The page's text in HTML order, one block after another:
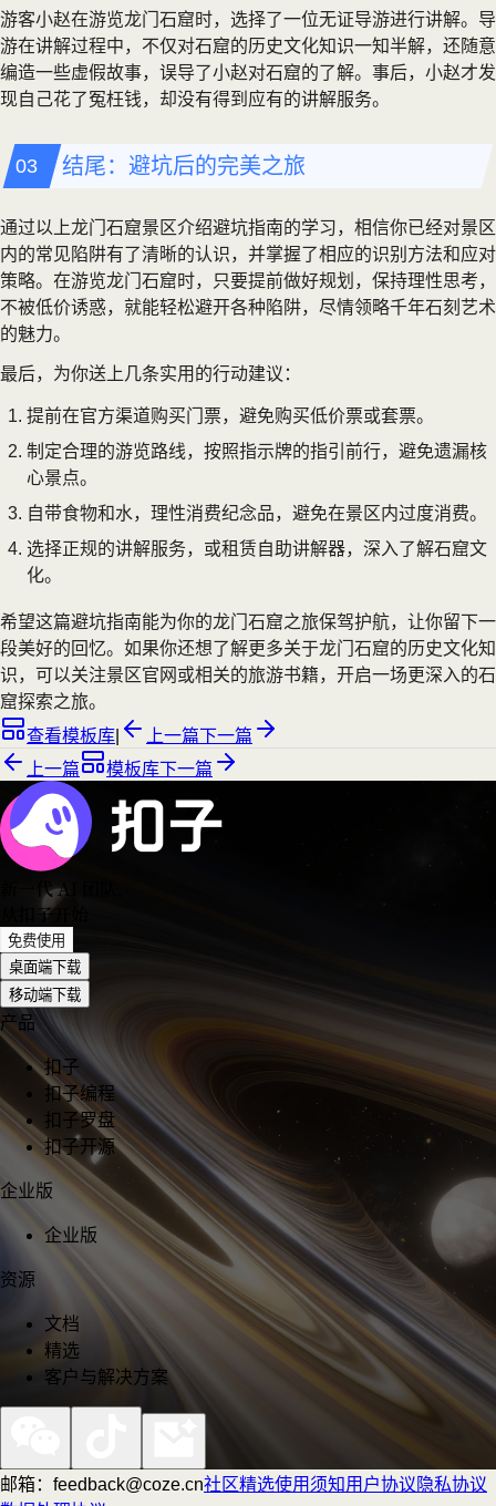
游客小赵在游览龙门石窟时，选择了一位无证导游进行讲解。导
游在讲解过程中，不仅对石窟的历史文化知识一知半解，还随意
编造一些虚假故事，误导了小赵对石窟的了解。事后，小赵才发
现自己花了冤枉钱，却没有得到应有的讲解服务。
结尾：避坑后的完美之旅
通过以上龙门石窟景区介绍避坑指南的学习，相信你已经对景区
内的常见陷阱有了清晰的认识，并掌握了相应的识别方法和应对
策略。在游览龙门石窟时，只要提前做好规划，保持理性思考，
不被低价诱惑，就能轻松避开各种陷阱，尽情领略千年石刻艺术
的魅力。
最后，为你送上几条实用的行动建议：
提前在官方渠道购买门票，避免购买低价票或套票。
制定合理的游览路线，按照指示牌的指引前行，避免遗漏核
心景点。
自带食物和水，理性消费纪念品，避免在景区内过度消费。
选择正规的讲解服务，或租赁自助讲解器，深入了解石窟文
化。
希望这篇避坑指南能为你的龙门石窟之旅保驾护航，让你留下一
段美好的回忆。如果你还想了解更多关于龙门石窟的历史文化知
识，可以关注景区官网或相关的旅游书籍，开启一场更深入的石
窟探索之旅。
查看模板库
上一篇下一篇
上一篇
模板库下一篇
新一代 AI 团队
从扣子开始
免费使用
桌面端下载
移动端下载
产品
扣子
扣子编程
扣子罗盘
扣子开源
企业版
企业版
资源
文档
精选
客户与解决方案
邮箱：feedback@coze.cn社区精选使用须知用户协议 隐私协议